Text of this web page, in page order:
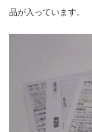
品が入っています。